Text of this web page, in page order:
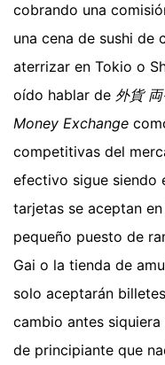
cobrando una
una cena de sushi de
aterrizar en Tokio o
oído hablar de 外貨
Money Exchange
competitivas del
efectivo sigue siendo
tarjetas se aceptan
pequeño puesto de
Gai o la tienda de
solo aceptarán
cambio antes
de principiante que